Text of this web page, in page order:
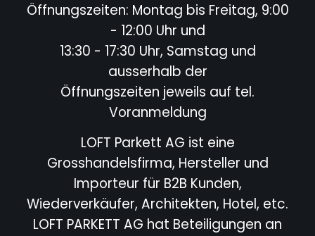
Öffnungszeiten: Montag bis Freitag, 9:00
- 12:00 Uhr und
13:30 - 17:30 Uhr, Samstag und
ausserhalb der
Öffnungszeiten jeweils auf tel.
Voranmeldung
LOFT Parkett AG ist eine
Grosshandelsfirma, Hersteller und
Importeur für B2B Kunden,
Wiederverkäufer, Architekten, Hotel, etc.
LOFT PARKETT AG hat Beteiligungen an